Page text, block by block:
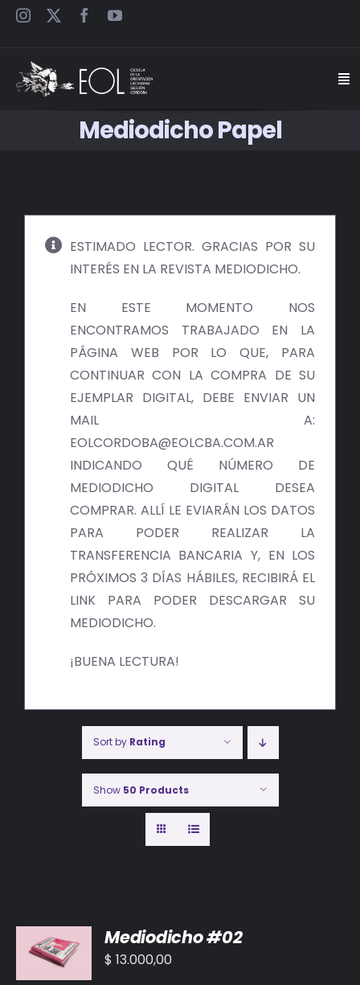
Saltar
JORNADAS
MEDIODICHO
ACTUALIDAD
CONTACTO
Mediodicho Papel
ESTIMADO LECTOR. GRACIAS POR SU
INTERÉS EN LA REVISTA MEDIODICHO.
EN ESTE MOMENTO NOS
ENCONTRAMOS TRABAJADO EN LA
PÁGINA WEB POR LO QUE, PARA
CONTINUAR CON LA COMPRA DE SU
EJEMPLAR DIGITAL, DEBE ENVIAR UN
MAIL A:
EOLCORDOBA@EOLCBA.COM.AR
INDICANDO QUÉ NÚMERO DE
MEDIODICHO DIGITAL DESEA
COMPRAR. ALLÍ LE EVIARÁN LOS DATOS
PARA PODER REALIZAR LA
TRANSFERENCIA BANCARIA Y, EN LOS
PRÓXIMOS 3 DÍAS HÁBILES, RECIBIRÁ EL
LINK PARA PODER DESCARGAR SU
MEDIODICHO.
¡BUENA LECTURA!
Sort by Rating
Show 50 Products
AL
CARRITO
/
Mediodicho #02
$ 13.000,00